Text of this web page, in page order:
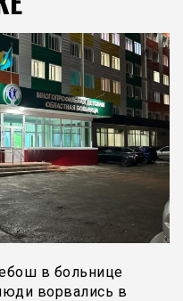
в больнице
ворвались в